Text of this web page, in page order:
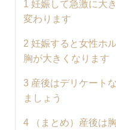
1 妊娠して急激に大
変わります
2 妊娠すると女性ホ
胸が大きくなります
3 産後はデリケート
ましょう
4 （まとめ）産後は